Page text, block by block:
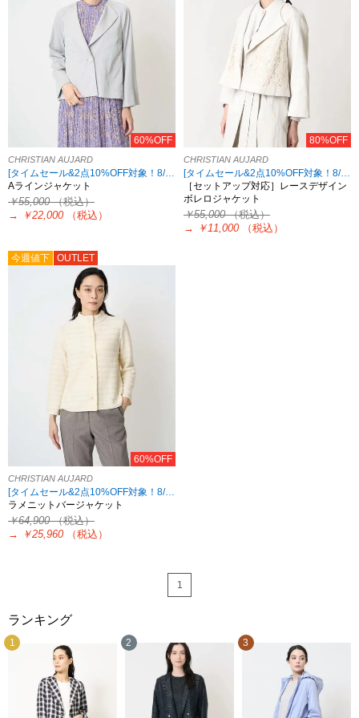
60%OFF
CHRISTIAN AUJARD
[タイムセール&2点10%OFF対象！8/17 8:59まで アウトレット限定]
Aラインジャケット
￥55,000（税込）
→
￥22,000 （税込）
80%OFF
CHRISTIAN AUJARD
[タイムセール&2点10%OFF対象！8/17 8:59まで アウトレット限定]
［セットアップ対応］レースデザイン
ボレロジャケット
￥55,000（税込）
→
￥11,000 （税込）
今週値下 OUTLET
60%OFF
CHRISTIAN AUJARD
[タイムセール&2点10%OFF対象！8/17 8:59まで アウトレット限定]
ラメニットバージャケット
￥64,900（税込）
→
￥25,960 （税込）
1
ランキング
1 2 3